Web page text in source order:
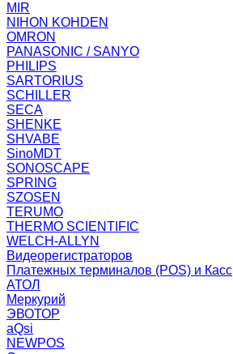
MIR
NIHON KOHDEN
OMRON
PANASONIC / SANYO
PHILIPS
SARTORIUS
SCHILLER
SECA
SHENKE
SHVABE
SinoMDT
SONOSCAPE
SPRING
SZOSEN
TERUMO
THERMO SCIENTIFIC
WELCH-ALLYN
Видеорегистраторов
Платежных терминалов (POS) и Касс
АТОЛ
Меркурий
ЭВОТОР
aQsi
NEWPOS